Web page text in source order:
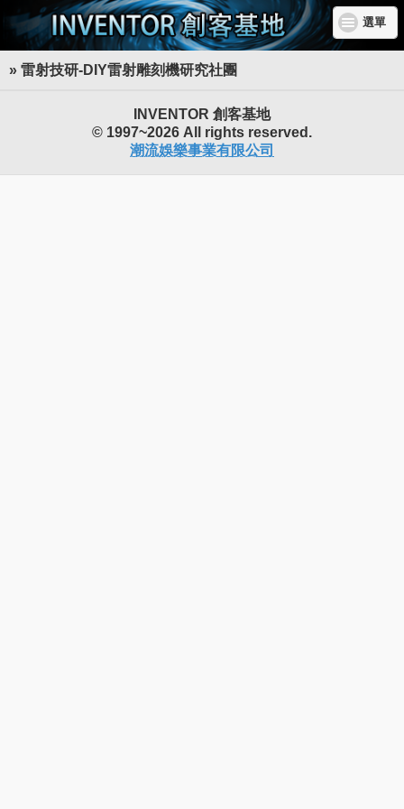
選單
» 雷射技研-DIY雷射雕刻機研究社團
INVENTOR 創客基地
© 1997~2026 All rights reserved.
潮流娛樂事業有限公司